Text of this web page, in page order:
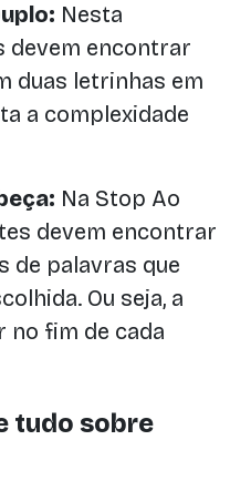
Nesta
devem encontrar
duas letrinhas em
a complexidade
Na Stop Ao
devem encontrar
de palavras que
Ou seja, a
no fim de cada
tudo sobre